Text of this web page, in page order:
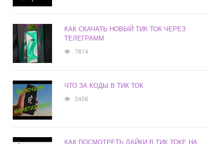
КАК СКАЧАТЬ НОВЫЙ ТИК ТОК ЧЕРЕЗ
ТЕЛЕГРАММ
7814
ЧТО ЗА КОДЫ В ТИК ТОК
2456
КАК ПОСМОТРЕТЬ ЛАЙКИ В ТИК ТОКЕ НА